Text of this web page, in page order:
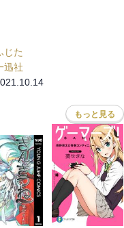
じた
迅社
もっと見る